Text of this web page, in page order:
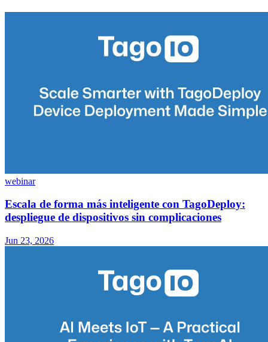
webinar
Escala de forma más inteligente con TagoDeploy:
despliegue de dispositivos sin complicaciones
Jun 23, 2026